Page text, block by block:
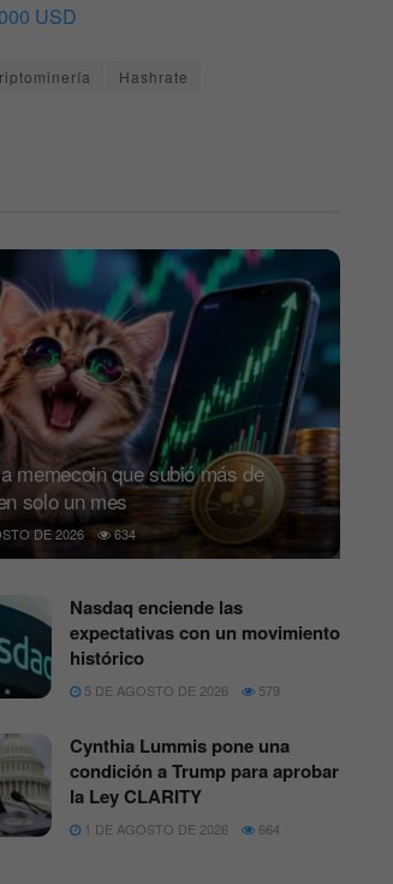
USD
Hashrate
memecoin que subió más de
solo un mes
DE 2026 634
Nasdaq enciende las
expectativas con un movimiento
histórico
5 DE AGOSTO DE 2026 579
Cynthia Lummis pone una
condición a Trump para aprobar
la Ley CLARITY
1 DE AGOSTO DE 2026 664